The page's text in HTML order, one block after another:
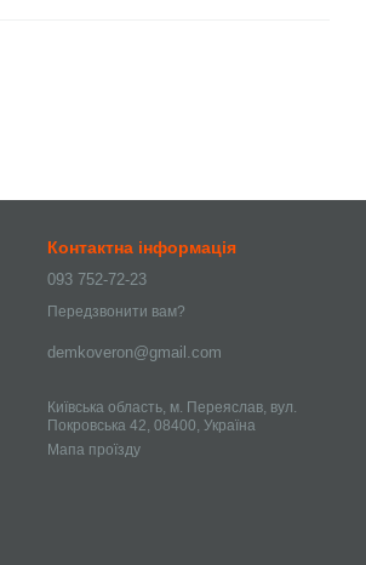
Контактна інформація
093 752-72-23
Передзвонити вам?
demkoveron@gmail.com
Київська область, м. Переяслав, вул.
Покровська 42, 08400, Україна
Мапа проїзду